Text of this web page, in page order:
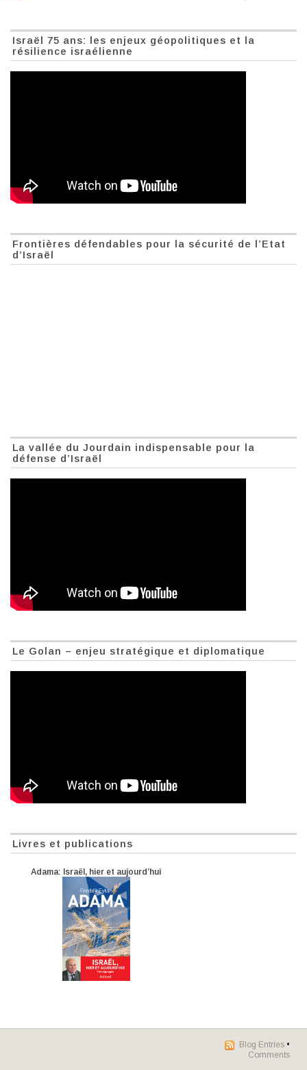
Israël 75 ans: les enjeux géopolitiques et la
résilience israélienne
Frontières défendables pour la sécurité de l’Etat
d’Israël
La vallée du Jourdain indispensable pour la
défense d’Israël
Le Golan – enjeu stratégique et diplomatique
Livres et publications
Adama: Israël, hier et aujourd’hui
Blog Entries •
Comments